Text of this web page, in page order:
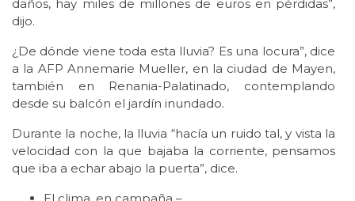
daños, hay miles de millones de euros en pérdidas”,
dijo.
¿De dónde viene toda esta lluvia? Es una locura”, dice
a la AFP Annemarie Mueller, en la ciudad de Mayen,
también en Renania-Palatinado, contemplando
desde su balcón el jardín inundado.
Durante la noche, la lluvia “hacía un ruido tal, y vista la
velocidad con la que bajaba la corriente, pensamos
que iba a echar abajo la puerta”, dice.